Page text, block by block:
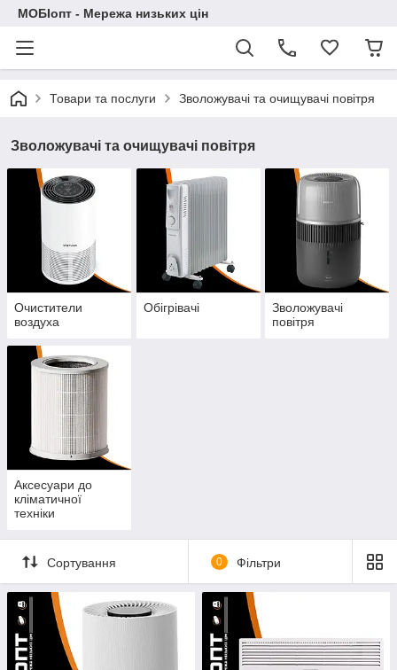
МОБІопт - Мережа низьких цін
Товари та послуги Зволожувачі та очищувачі повітря
Зволожувачі та очищувачі повітря
Очистители
воздуха
Обігрівачі
Зволожувачі
повітря
Аксесуари до
кліматичної
техніки
Сортування 0 Фільтри